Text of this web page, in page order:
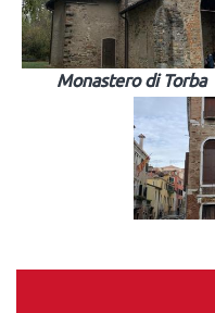
Monastero di Torba